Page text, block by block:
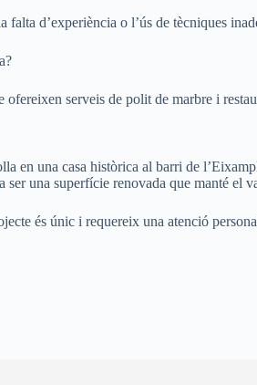
d’experiència o l’ús de tècniques
serveis de polit de marbre i
en una casa històrica al barri de
una superfície renovada que manté el
és únic i requereix una atenció